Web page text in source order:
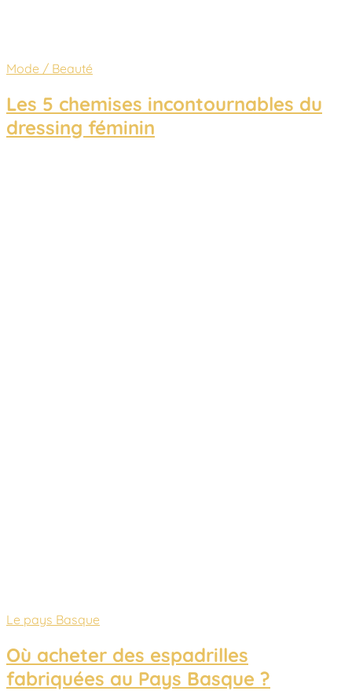
Mode / Beauté
Les 5 chemises incontournables du
dressing féminin
Le pays Basque
Où acheter des espadrilles
fabriquées au Pays Basque ?